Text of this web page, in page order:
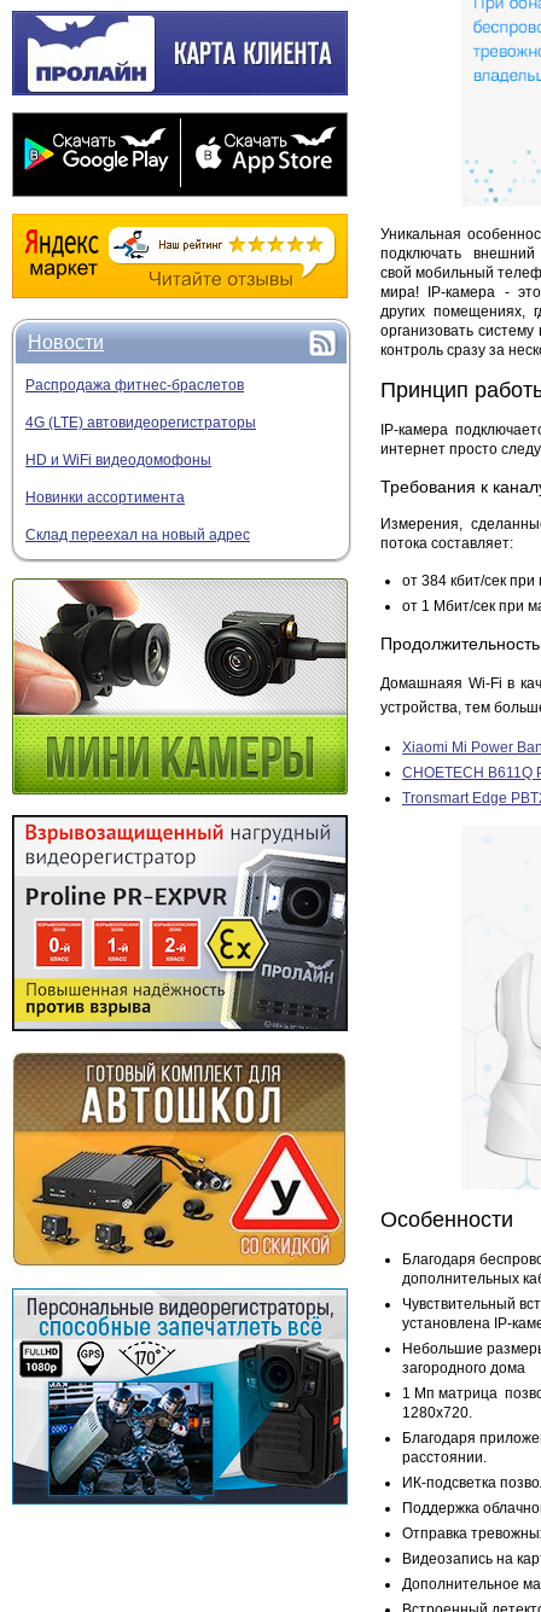
Новости
Распродажа фитнес-браслетов
4G (LTE) автовидеорегистраторы
HD и WiFi видеодомофоны
Новинки ассортимента
Склад переехал на новый адрес
Уникальная
подключать
свой мобильный
мира! IP-камера -
других помещениях,
организовать
контроль сразу за
Принцип
IP-камера
интернет просто
Требования к
Измерения,
потока составляет:
от 384 кбит/сек
от 1 Мбит/сек при
Домашнаяя Wi-Fi в
устройства, тем
Xiaomi Mi Power
CHOETECH B611Q
Tronsmart Edge
Особенности
Благодаря
дополнительных
Чувствительный
установлена IP-
Небольшие
загородного дома
1 Мп матрица
1280х720.
Благодаря
расстоянии.
ИК-подсветка
Поддержка
Отправка
Видеозапись на
Дополнительное